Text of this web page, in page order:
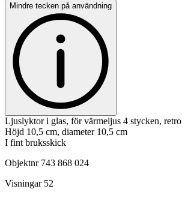
Mindre tecken på användning
Ljuslyktor i glas, för värmeljus 4 stycken, retro
Höjd 10,5 cm, diameter 10,5 cm
I fint bruksskick
Objektnr 743 868 024
Visningar 52